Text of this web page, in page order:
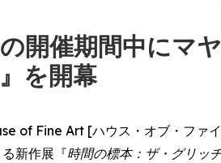
開催期間中にマ
を開幕
of Fine Art [ハウス・オブ・ファ
新作展『時間の標本：ザ・グリッ